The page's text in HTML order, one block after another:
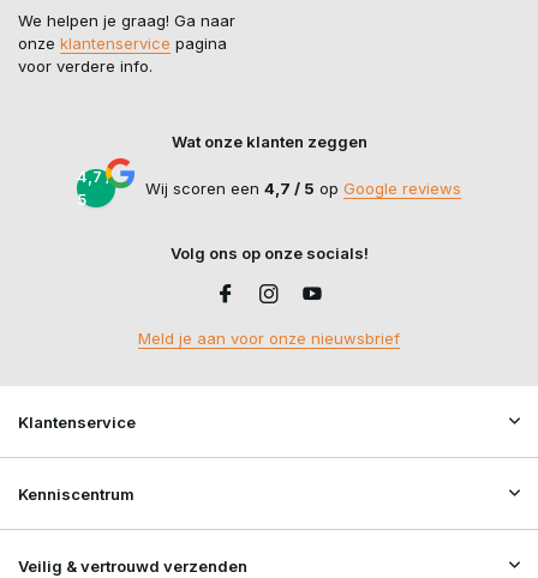
We helpen je graag! Ga naar
onze klantenservice pagina
voor verdere info.
Wat onze klanten zeggen
4,7 /
5
Wij scoren een 4,7 / 5 op Google reviews
Volg ons op onze socials!
Meld je aan voor onze nieuwsbrief
Klantenservice
Kenniscentrum
Veilig & vertrouwd verzenden